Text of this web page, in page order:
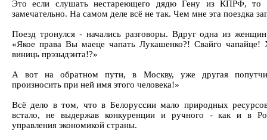
Это если слушать нестареющего дядю Гену из КПРФ, то
замечательно. На самом деле всё не так. Чем мне эта поездка
Поезд тронулся - начались разговоры. Вдруг одна из
«Якое права Вы маеце чапать Лукашенко?! Свайго чапайце!
виниць прэзыдэнта!?»
А вот на обратном пути, в Москву, уже другая
произносить при ней имя этого человека!»
Всё дело в том, что в Белоруссии мало природных
встало, не выдержав конкуренции и ручного - как и в
управления экономикой страны.